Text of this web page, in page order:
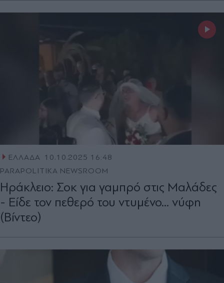
ΕΛΛΑΔΑ 10.10.2025 16:48
PARAPOLITIKA NEWSROOM
Ηράκλειο: Σοκ για γαμπρό στις Μαλάδες
- Είδε τον πεθερό του ντυμένο... νύφη
(Βίντεο)